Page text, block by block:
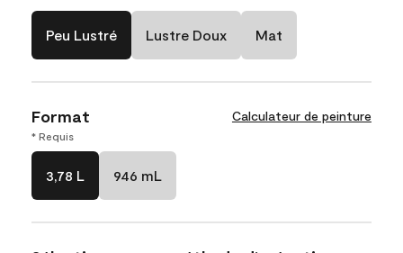
Peu Lustré Lustre Doux Mat
Format Calculateur de peinture
* Requis
3,78 L 946 mL